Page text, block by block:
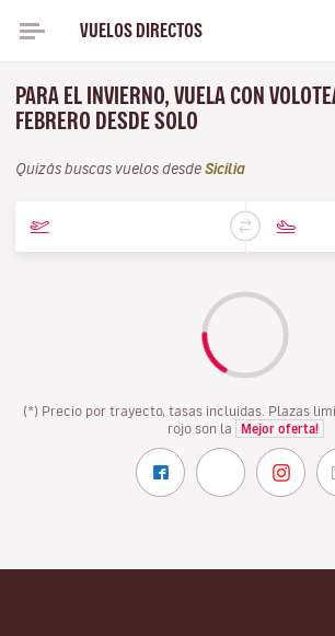
VUELOS DIRECTOS
PARA EL INVIERNO, VUELA CON
FEBRERO DESDE SOLO
Quizás buscas vuelos desde Sicilia
(*) Precio por trayecto, tasas incluidas. Plazas
rojo son la
Mejor oferta!